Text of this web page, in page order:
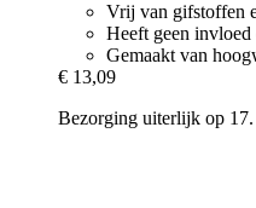
Vrij van gifstoffen
Heeft geen
Gemaakt van
€ 13,09
Bezorging uiterlijk op 17.